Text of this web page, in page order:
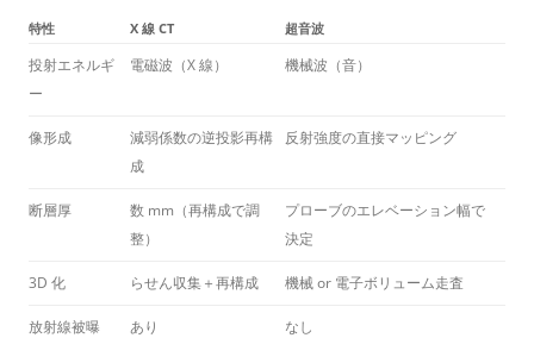
特性 X 線 CT 超音波
投射エネルギ
ー
電磁波（X 線） 機械波（音）
像形成
減弱係数の逆投影再構
成
反射強度の直接マッピング
断層厚
数 mm（再構成で調
整）
プローブのエレベーション幅で
決定
3D 化 らせん収集＋再構成 機械 or 電子ボリューム走査
放射線被曝 あり なし